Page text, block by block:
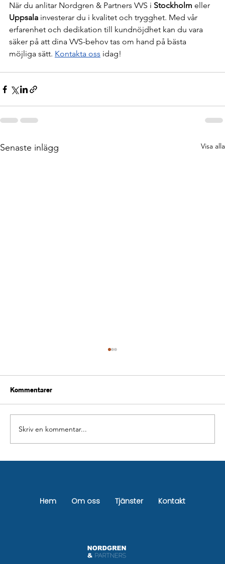
När du anlitar Nordgren & Partners VVS i Stockholm eller
Uppsala investerar du i kvalitet och trygghet. Med vår
erfarenhet och dedikation till kundnöjdhet kan du vara
säker på att dina VVS-behov tas om hand på bästa
möjliga sätt. Kontakta oss idag!
Senaste inlägg Visa alla
Kommentarer
Skriv en kommentar...
Hem Om oss Tjänster Kontakt